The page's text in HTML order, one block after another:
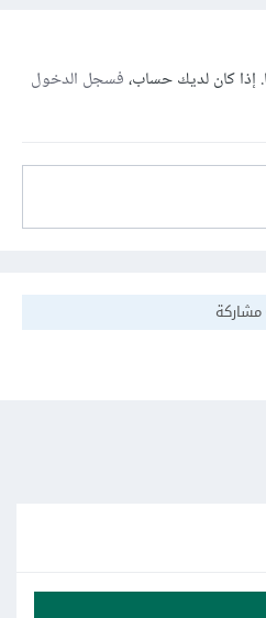
إذا كان لديك حساب،فسجل الدخول